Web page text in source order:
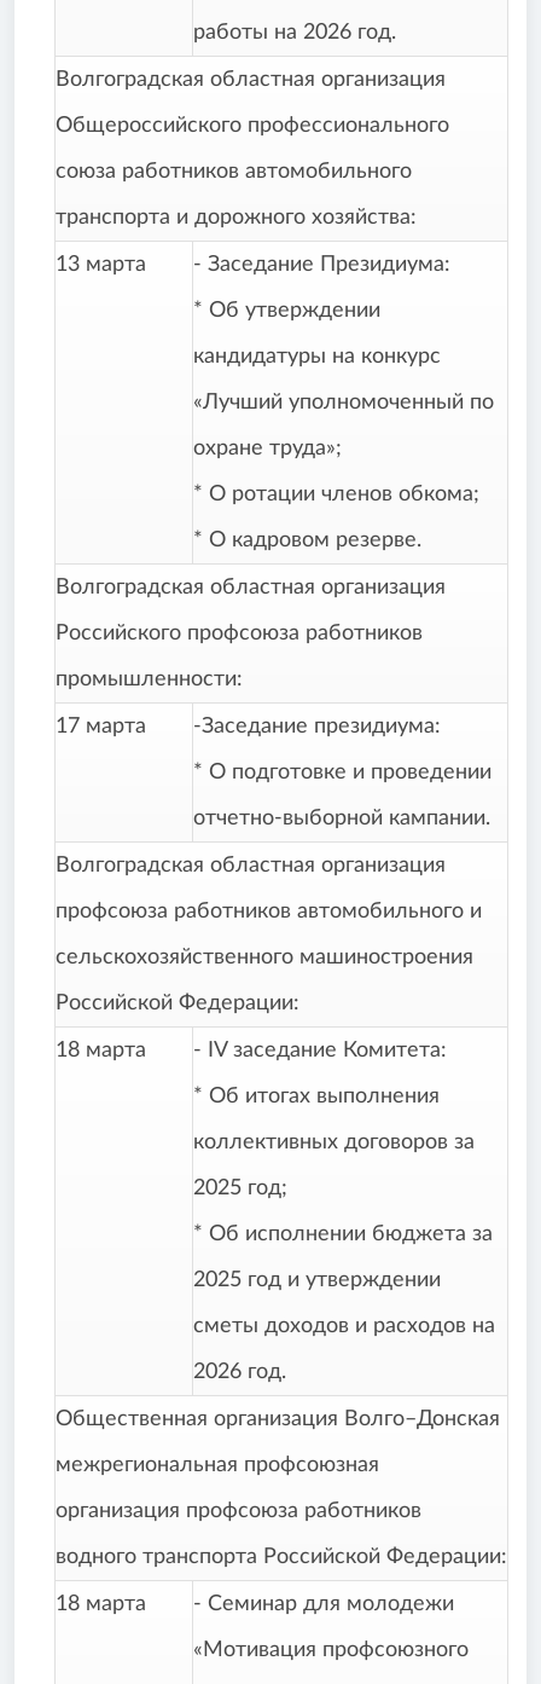
работы на 2026 год.
Волгоградская областная организация
Общероссийского профессионального
союза работников автомобильного
транспорта и дорожного хозяйства:
13 марта - Заседание Президиума:
* Об утверждении
кандидатуры на конкурс
«Лучший уполномоченный по
охране труда»;
* О ротации членов обкома;
* О кадровом резерве.
Волгоградская областная организация
Российского профсоюза работников
промышленности:
17 марта -Заседание президиума:
* О подготовке и проведении
отчетно-выборной кампании.
Волгоградская областная организация
профсоюза работников автомобильного и
сельскохозяйственного машиностроения
Российской Федерации:
18 марта - IV заседание Комитета:
* Об итогах выполнения
коллективных договоров за
2025 год;
* Об исполнении бюджета за
2025 год и утверждении
сметы доходов и расходов на
2026 год.
Общественная организация Волго–Донская
межрегиональная профсоюзная
организация профсоюза работников
водного транспорта Российской Федерации:
18 марта - Семинар для молодежи
«Мотивация профсоюзного